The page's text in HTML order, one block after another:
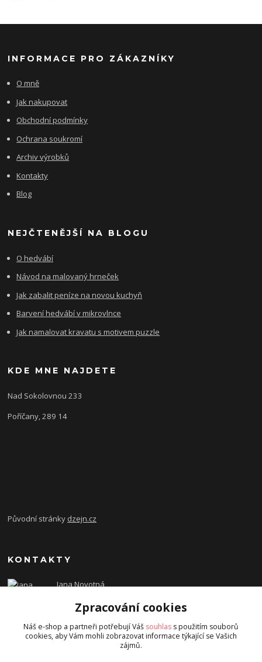
INFORMACE PRO ZÁKAZNÍKY
O mně
Jak nakupovat
Obchodní podmínky
Ochrana soukromí
Archiv výrobků
Kontakty
Blog
NEJČTENĚJŠÍ NA BLOGU
O hedvábí
Návod na malovaný hrneček
Jak zabalit peníze na novou kuchyň
Barvení hedvábí v mikrovlnce
Jak namalovat kravatu s motivem puzzle
KDE MNE NAJDETE
Nad Sokolovnou 233
Poříčany, 289 14
Původní stránky dzejn.cz
KONTAKTY
Jana Novotná
dzejn.n@email.cz
Zpracování cookies
Náš e-shop a partneři potřebují Váš souhlas s použitím souborů
cookies, aby Vám mohli zobrazovat informace týkající se Vašich
zájmů.